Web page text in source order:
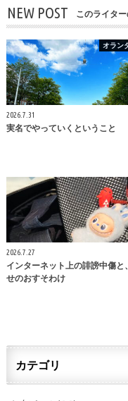
NEW POST このライタ
オラン
2026.7.31
実名でやっていくということ
2026.7.27
インターネット上の誹謗中傷と
せのおすそわけ
カテゴリ